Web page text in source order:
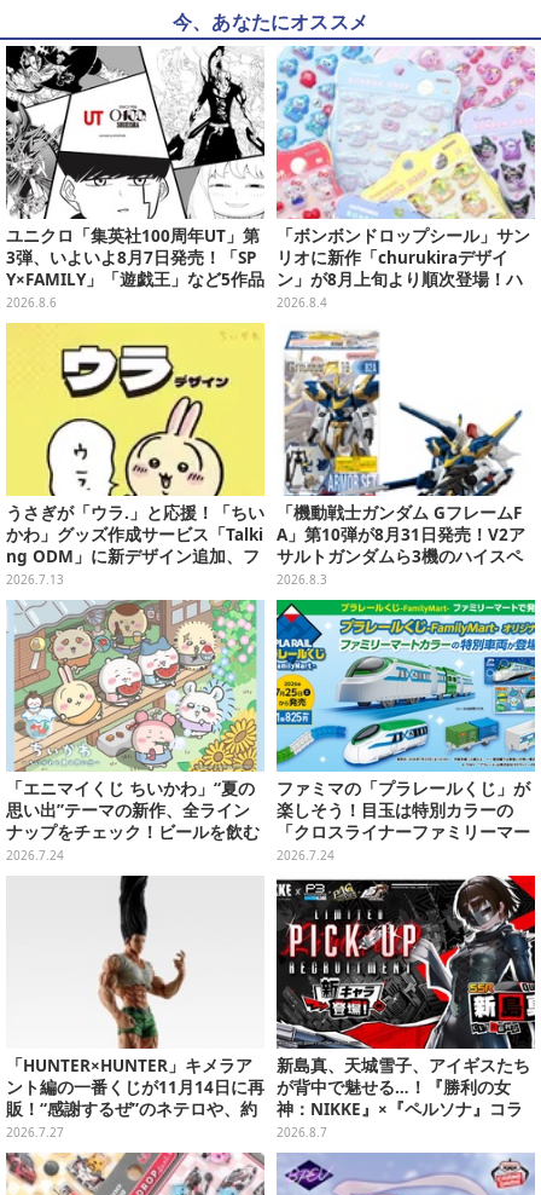
今、あなたにオススメ
ユニクロ「集英社100周年UT」第
3弾、いよいよ8月7日発売！「SP
Y×FAMILY」「遊戯王」など5作品
をデザイン
2026.8.6
「ボンボンドロップシール」サン
リオに新作「churukiraデザイ
ン」が8月上旬より順次登場！ハ
ローキティ、はぴだんぶいなど全
2026.8.4
うさぎが「ウラ.」と応援！「ちい
かわ」グッズ作成サービス「Talki
ng ODM」に新デザイン追加、フ
ェイスタオルやTシャツなどライ
ンナップ
2026.7.13
「機動戦士ガンダム GフレームF
A」第10弾が8月31日発売！V2ア
サルトガンダムら3機のハイスペ
ック可動フィギュア
2026.8.3
「エニマイくじ ちいかわ」“夏の
思い出”テーマの新作、全ライン
ナップをチェック！ビールを飲む
「くりまんじゅう」ぬいぐるみな
ど
2026.7.24
ファミマの「プラレールくじ」が
楽しそう！目玉は特別カラーの
「クロスライナーファミリーマー
ト号」、その他ライナップも注目
2026.7.24
「HUNTER×HUNTER」キメラア
ント編の一番くじが11月14日に再
販！“感謝するぜ”のネテロや、約
1mある「ゴンさん フィギュア」
も
2026.7.27
新島真、天城雪子、アイギスたち
が背中で魅せる…！『勝利の女
神：NIKKE』×『ペルソナ』コラ
ボキャラ＆KV解禁
2026.8.7